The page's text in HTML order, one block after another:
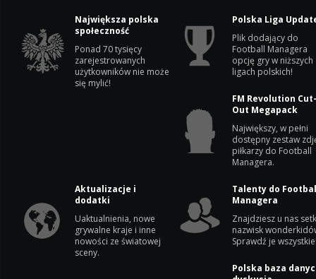
Największa polska
społeczność
Ponad 70 tysięcy
zarejestrowanych
użytkowników nie może
się mylić!
Polska Liga
Plik dodający do
Football Managera
opcję gry w niższych
ligach polskich!
FM Revolution
Out Megapack
Największy, w pełni
dostępny zestaw
piłkarzy do Football
Managera.
Aktualizacje i
dodatki
Uaktualnienia, nowe
grywalne kraje i inne
nowości ze światowej
sceny.
Talenty do
Managera
Znajdziesz u nas
nazwisk
Sprawdź je
Polska baza